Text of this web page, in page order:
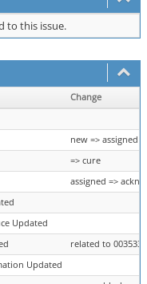
to this issue.
Change
new => assigned
=> cure
assigned =>
Updated
related to 0035330
Updated